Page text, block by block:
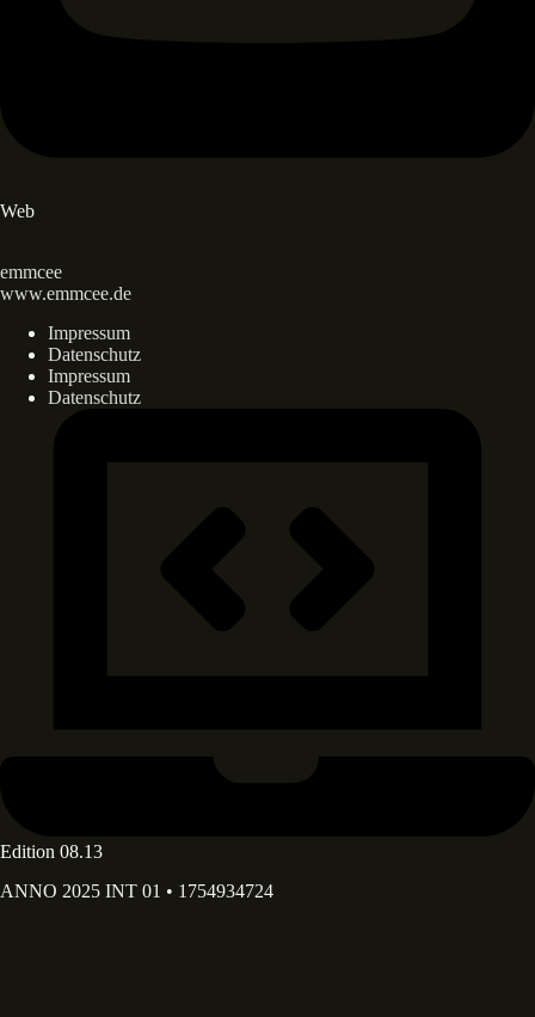
Web
emmcee
www.emmcee.de
Impressum
Datenschutz
Impressum
Datenschutz
Edition 08.13
ANNO 2025 INT 01 • 1754934724